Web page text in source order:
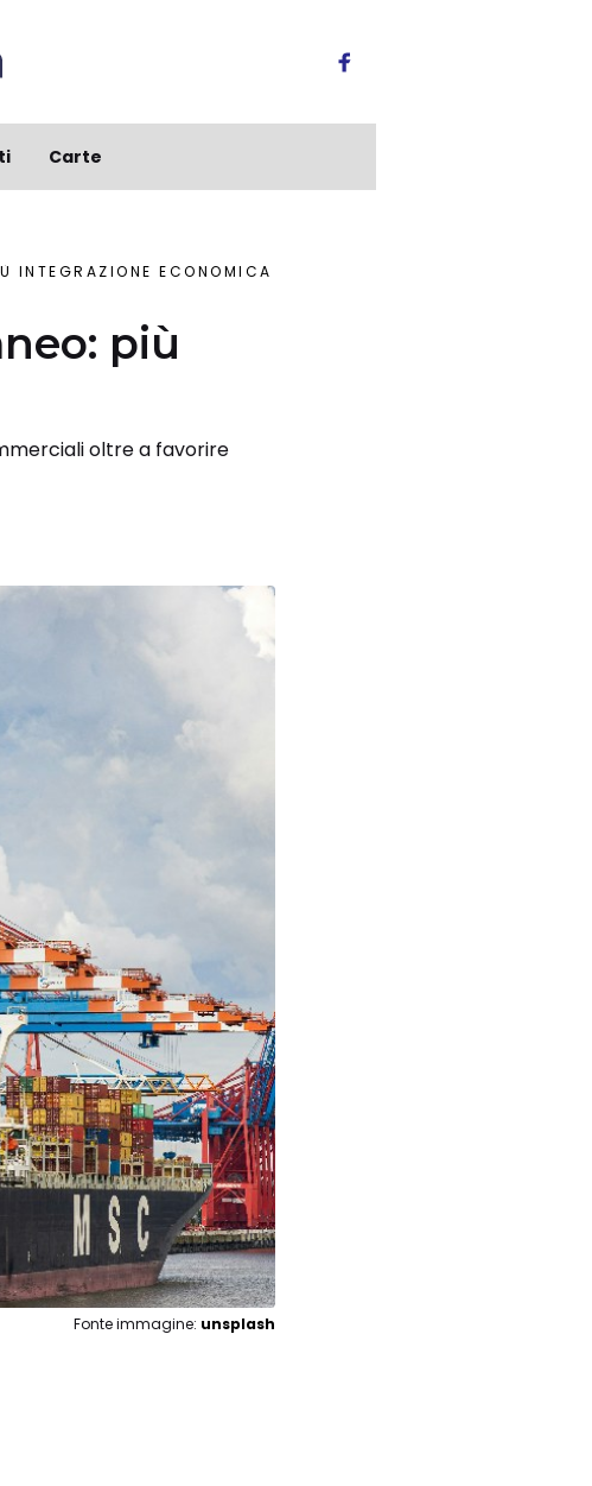
Carte
INTEGRAZIONE ECONOMICA
più
oltre a favorire
Fonte immagine: unsplash